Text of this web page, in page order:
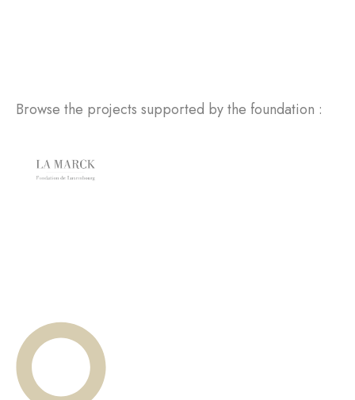
Browse the projects supported by the foundation :